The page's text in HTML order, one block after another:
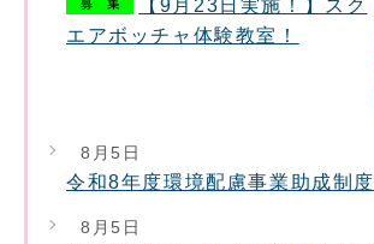
【9月23日実施！】スク
エアボッチャ体験教室！
8月5日
令和8年度環境配慮事業助成制度
8月5日